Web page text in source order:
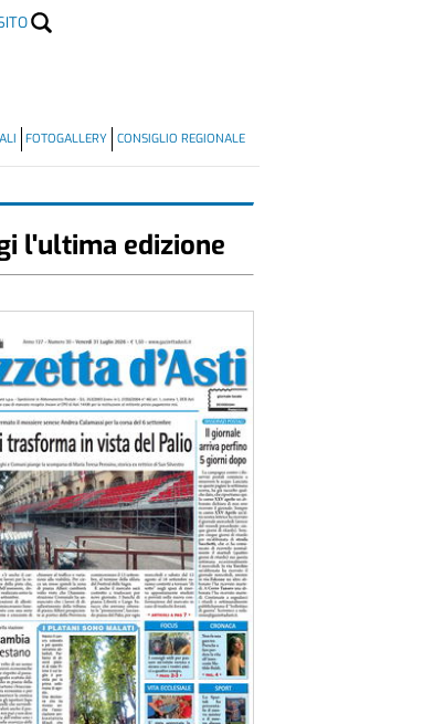
FOTOGALLERY CONSIGLIO REGIONALE
l'ultima edizione